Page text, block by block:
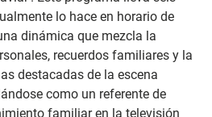
lo hace en horario de
dinámica que mezcla la
recuerdos familiares y la
destacadas de la escena
como un referente de
familiar en la televisión